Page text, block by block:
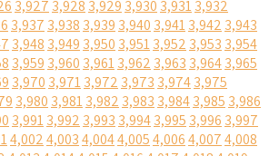
3,927 3,928 3,929 3,930 3,9313,932
3,937 3,938 3,939 3,940 3,9413,942 3,943
3,948 3,949 3,950 3,9513,952 3,953 3,954
3,959 3,960 3,9613,962 3,963 3,9643,965
3,970 3,9713,972 3,973 3,9743,975
3,980 3,9813,982 3,983 3,9843,985 3,986
3,9913,992 3,993 3,9943,995 3,996 3,997
4,0024,0034,0044,0054,0064,0074,008